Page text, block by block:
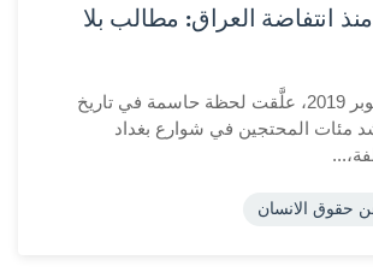
انتفاضة العراق: مطالب بلا
في الأول من أكتوبر 2019، علَّقت لحظة حاسمة في تاريخ
مئات المحتجين في شوارع بغداد
حقوق الانسان